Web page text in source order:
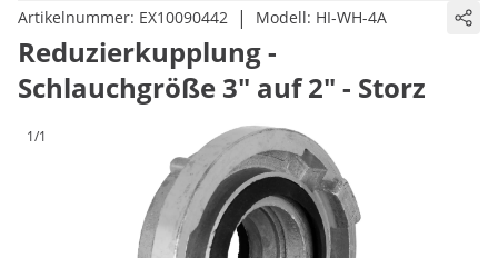
Artikelnummer: EX10090442 | Modell: HI-WH-4A
Reduzierkupplung -
Schlauchgröße 3" auf 2" - Storz
1/1